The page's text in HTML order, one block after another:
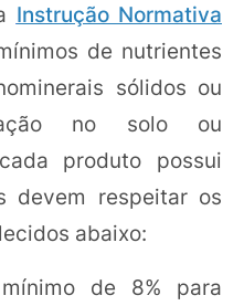
Instrução Normativa
de nutrientes
sólidos ou
no solo ou
produto possui
devem respeitar os
abaixo:
de 8% para